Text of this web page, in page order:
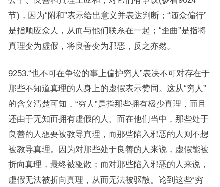
节)，因为“附和”表示给出意义并表达判断；“随众偏行”
是指顺应众人，从而与他们联系在一起；“歪曲”是指将
真理变为虚假，将良善变为邪恶，反之亦然。
9253.“也不可在争讼的事上偏护穷人”表决不可对存在于
那些不知道真理的人身上的虚假表示赞同。这从“穷人”
的含义清楚可知，“穷人”是指那些拥有极少真理，而且
还由于无知而拥有虚假的人。而在他们当中，那些处于
良善的人想要被教导真理，而那些陷入邪恶的人则不想
被教导真理。因为对那些处于良善的人来说，虚假能被
折向真理，最终被驱散；而对那些陷入邪恶的人来说，
虚假无法被折向真理，从而无法被驱散。论到这些“穷